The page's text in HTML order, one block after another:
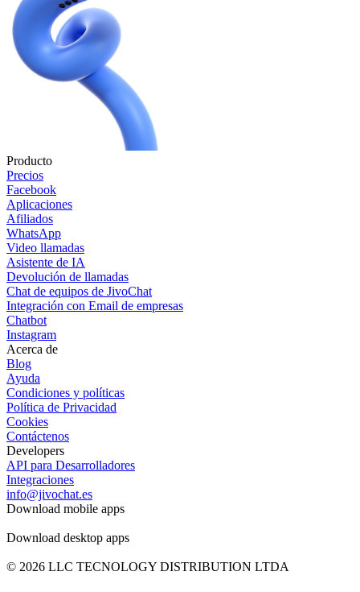
Producto
Precios
Facebook
Aplicaciones
Afiliados
WhatsApp
Video llamadas
Asistente de IA
Devolución de llamadas
Chat de equipos de JivoChat
Integración con Email de empresas
Chatbot
Instagram
Acerca de
Blog
Ayuda
Condiciones y políticas
Política de Privacidad
Cookies
Contáctenos
Developers
API para Desarrolladores
Integraciones
info@jivochat.es
Download mobile apps
Download desktop apps
© 2026 LLC TECNOLOGY DISTRIBUTION LTDA